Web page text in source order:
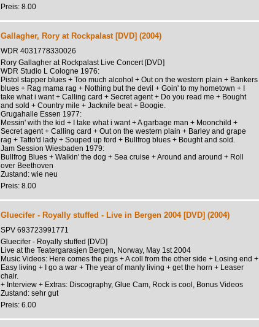
Preis: 8.00
Gallagher, Rory at Rockpalast [DVD] (2004)
WDR 4031778330026
Rory Gallagher at Rockpalast Live Concert [DVD]
WDR Studio L Cologne 1976:
Pistol stapper blues + Too much alcohol + Out on the western plain + Bankers
blues + Rag mama rag + Nothing but the devil + Goin' to my hometown + I
take what i want + Calling card + Secret agent + Do you read me + Bought
and sold + Country mile + Jacknife beat + Boogie.
Grugahalle Essen 1977:
Messin' with the kid + I take what i want + A garbage man + Moonchild +
Secret agent + Calling card + Out on the western plain + Barley and grape
rag + Tatto'd lady + Souped up ford + Bullfrog blues + Bought and sold.
Jam Session Wiesbaden 1979:
Bullfrog Blues + Walkin' the dog + Sea cruise + Around and around + Roll
over Beethoven
Zustand: wie neu
Preis: 8.00
Gluecifer - Royally stuffed - Live in Bergen 2004 [DVD] (2004)
SPV 693723991771
Gluecifer - Royally stuffed [DVD]
Live at the Teatergarasjen Bergen, Norway, May 1st 2004
Music Videos: Here comes the pigs + A coll from the other side + Losing end +
Easy living + I go a war + The year of manly living + get the horn + Leaser
chair.
+ Interview + Extras: Discography, Glue Cam, Rock is cool, Bonus Videos
Zustand: sehr gut
Preis: 6.00